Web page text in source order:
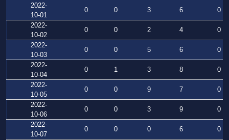
2022-
10-01
0 0 3 6
0
2022-
10-02
0 0 2 4
0
2022-
10-03
0 0 5 6
0
2022-
10-04
0 1 3 8
0
2022-
10-05
0 0 9 7
0
2022-
10-06
0 0 3 9
0
2022-
10-07
0 0 0 6
0